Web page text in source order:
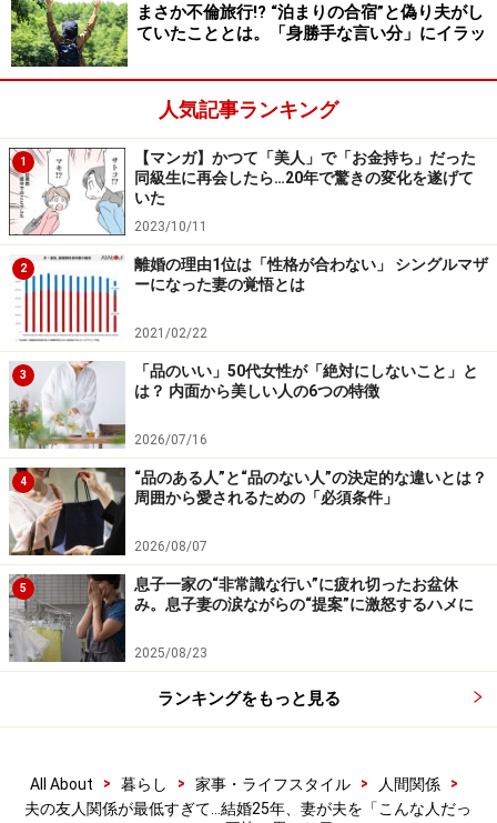
夫との25年が走馬灯のように脳裏を駆け巡ったとハルコ
さんは苦笑する。
＞こんな男と長年暮らしていたのかと結婚生活を振り返
る
※記事内容は執筆時点のものです。最新の内容をご確認くださ
い。
まさか不倫旅行!? “泊まりの合宿”と偽り夫がし
ていたこととは。「身勝手な言い分」にイラッ
人気記事ランキング
1
【マンガ】かつて「美人」で「お金持ち」だった
同級生に再会したら…20年で驚きの変化を遂げて
いた
2023/10/11
2
離婚の理由1位は「性格が合わない」 シングルマザ
ーになった妻の覚悟とは
2021/02/22
3
「品のいい」50代女性が「絶対にしないこと」と
は？ 内面から美しい人の6つの特徴
2026/07/16
4
“品のある人”と“品のない人”の決定的な違いとは？
周囲から愛されるための「必須条件」
2026/08/07
5
息子一家の“非常識な行い”に疲れ切ったお盆休
み。息子妻の涙ながらの“提案”に激怒するハメに
2025/08/23
ランキングをもっと見る
All About > 暮らし > 家事・ライフスタイル > 人間関係
>
夫の友人関係が最低すぎて…結婚25年、妻が夫を「こんな人だっ